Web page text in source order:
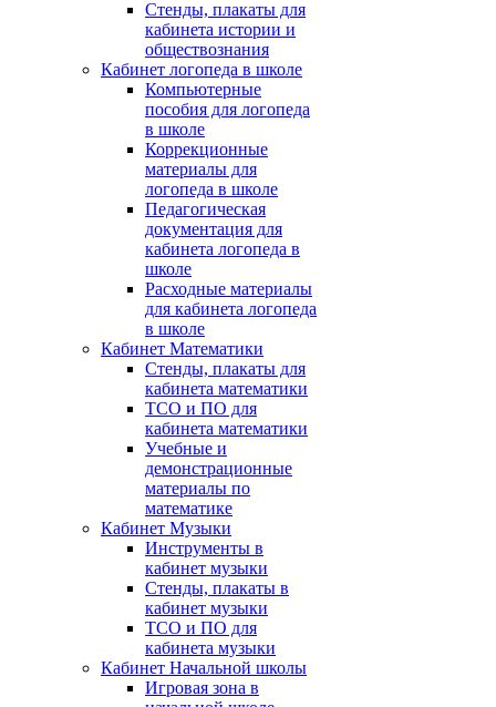
Стенды, плакаты для
кабинета истории и
обществознания
Кабинет логопеда в школе
Компьютерные
пособия для логопеда
в школе
Коррекционные
материалы для
логопеда в школе
Педагогическая
документация для
кабинета логопеда в
школе
Расходные материалы
для кабинета логопеда
в школе
Кабинет Математики
Стенды, плакаты для
кабинета математики
ТСО и ПО для
кабинета математики
Учебные и
демонстрационные
материалы по
математике
Кабинет Музыки
Инструменты в
кабинет музыки
Стенды, плакаты в
кабинет музыки
ТСО и ПО для
кабинета музыки
Кабинет Начальной школы
Игровая зона в